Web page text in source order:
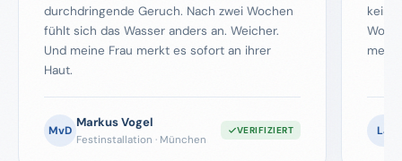
durchdringende Geruch. Nach zwei Wochen
fühlt sich das Wasser anders an. Weicher.
Und meine Frau merkt es sofort an ihrer
Haut.
MvD
Markus Vogel
Festinstallation · München
VERIFIZIERT
kein
mehr
LJ